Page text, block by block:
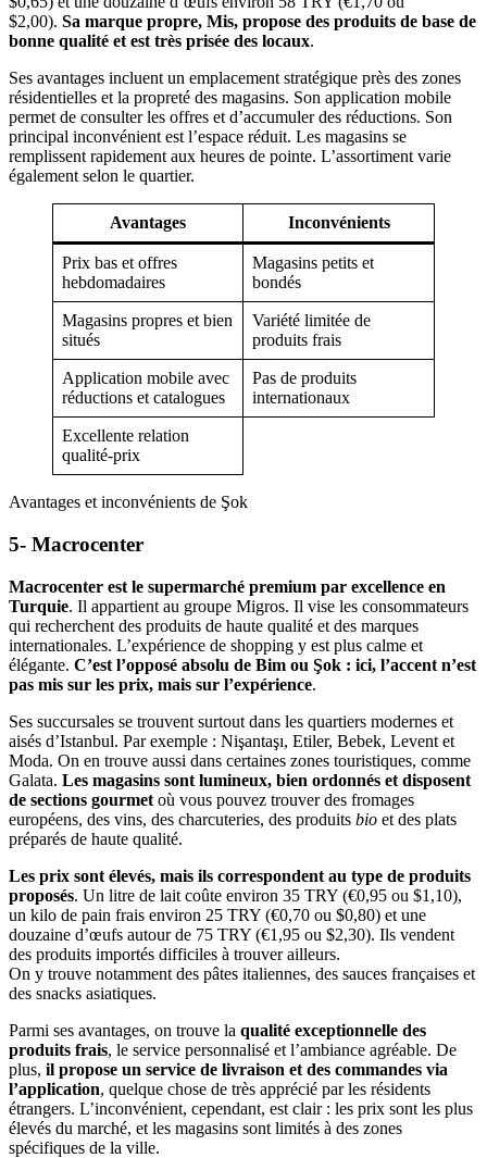
$2,00). Sa marque propre, Mis, propose des produits de base de
bonne qualité et est très prisée des locaux.
Ses avantages incluent un emplacement stratégique près des zones
résidentielles et la propreté des magasins. Son application mobile
permet de consulter les offres et d’accumuler des réductions. Son
principal inconvénient est l’espace réduit. Les magasins se
remplissent rapidement aux heures de pointe. L’assortiment varie
également selon le quartier.
Avantages Inconvénients
Prix bas et offres
hebdomadaires
Magasins petits et
bondés
Magasins propres et bien
situés
Variété limitée de
produits frais
Application mobile avec
réductions et catalogues
Pas de produits
internationaux
Excellente relation
qualité-prix
Avantages et inconvénients de Şok
5- Macrocenter
Macrocenter est le supermarché premium par excellence en
Turquie. Il appartient au groupe Migros. Il vise les consommateurs
qui recherchent des produits de haute qualité et des marques
internationales. L’expérience de shopping y est plus calme et
élégante. C’est l’opposé absolu de Bim ou Şok : ici, l’accent n’est
pas mis sur les prix, mais sur l’expérience.
Ses succursales se trouvent surtout dans les quartiers modernes et
aisés d’Istanbul. Par exemple : Nişantaşı, Etiler, Bebek, Levent et
Moda. On en trouve aussi dans certaines zones touristiques, comme
Galata. Les magasins sont lumineux, bien ordonnés et disposent
de sections gourmet où vous pouvez trouver des fromages
européens, des vins, des charcuteries, des produits bio et des plats
préparés de haute qualité.
Les prix sont élevés, mais ils correspondent au type de produits
proposés. Un litre de lait coûte environ 35 TRY (€0,95 ou $1,10),
un kilo de pain frais environ 25 TRY (€0,70 ou $0,80) et une
douzaine d’œufs autour de 75 TRY (€1,95 ou $2,30). Ils vendent
des produits importés difficiles à trouver ailleurs.
On y trouve notamment des pâtes italiennes, des sauces françaises et
des snacks asiatiques.
Parmi ses avantages, on trouve la qualité exceptionnelle des
produits frais, le service personnalisé et l’ambiance agréable. De
plus, il propose un service de livraison et des commandes via
l’application, quelque chose de très apprécié par les résidents
étrangers. L’inconvénient, cependant, est clair : les prix sont les plus
élevés du marché, et les magasins sont limités à des zones
spécifiques de la ville.